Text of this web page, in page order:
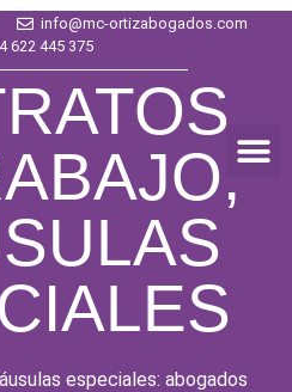
info@mc-ortizabogados.com
622 445 375
especiales: abogados